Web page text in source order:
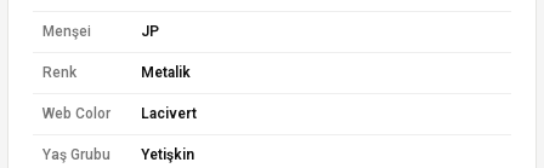
Menşei JP
Renk Metalik
Web Color Lacivert
Yaş Grubu Yetişkin